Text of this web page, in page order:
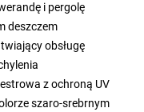
i pergolę
deszczem
obsługę
z ochroną UV
szaro-srebrnym